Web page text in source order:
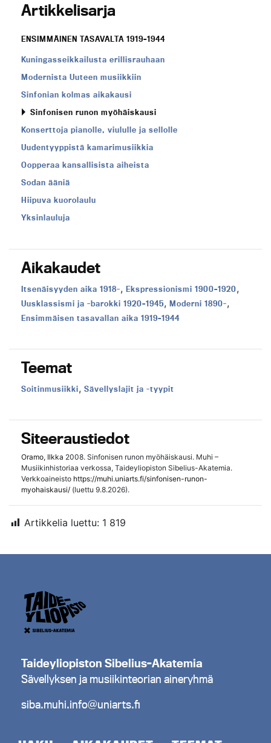
Artikkelisarja
ENSIMMÄINEN TASAVALTA 1919–1944
Kuningasseikkailusta erillisrauhaan
Modernista Uuteen musiikkiin
Sinfonian kolmas aikakausi
Sinfonisen runon myöhäiskausi
Konserttoja pianolle, viululle ja sellolle
Uudentyyppistä kamarimusiikkia
Oopperaa kansallisista aiheista
Sodan ääniä
Hiipuva kuorolaulu
Yksinlauluja
Aikakaudet
Aikakausi:
Itsenäisyyden aika 1918-, Aikakausi:
Ekspressionismi 1900–1920,
Aikakausi:
Uusklassismi ja -barokki 1920–1945, Aikakausi:
Moderni 1890-,
Aikakausi:
Ensimmäisen tasavallan aika 1919–1944
Teemat
Teema:
Soitinmusiikki, Teema:
Sävellyslajit ja -tyypit
Siteeraustiedot
Oramo, Ilkka 2008. Sinfonisen runon myöhäiskausi. Muhi –
Musiikinhistoriaa verkossa, Taideyliopiston Sibelius-Akatemia.
Verkkoaineisto https://muhi.uniarts.fi/sinfonisen-runon-
myohaiskausi/ (luettu 9.8.2026).
Artikkelia luettu: 1 819
Taideyliopiston Sibelius-Akatemia
Sävellyksen ja musiikinteorian aineryhmä
siba.muhi.info@uniarts.fi